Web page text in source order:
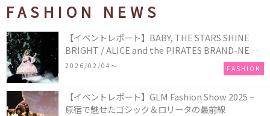
FASHION NEWS
【イベントレポート】BABY, THE STARS SHINE
BRIGHT / ALICE and the PIRATES BRAND-NEW
COLLECTION in TOKYO
2026/02/04〜 FASHION
【イベントレポート】GLM Fashion Show 2025 –
原宿で魅せたゴシック＆ロリータの最前線